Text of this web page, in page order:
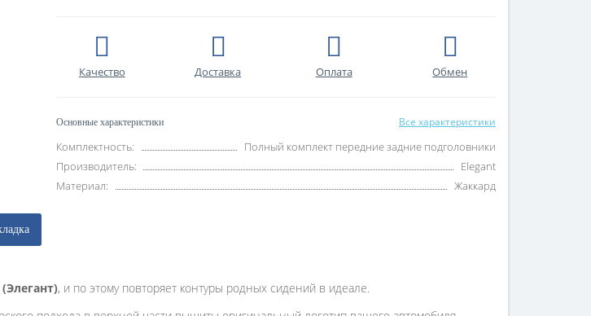
Качество Доставка Оплата Обмен
Основные характеристики Все характеристики
Комплектность:
Полный комплект передние задние подголовники
Производитель:
Elegant
Материал:
Жаккард
, и по этому повторяет контуры родных сидений в идеале.